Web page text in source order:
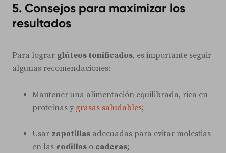
5. Consejos para maximizar los
resultados
Para lograr glúteos tonificados, es importante seguir
algunas recomendaciones:
Mantener una alimentación equilibrada, rica en
proteínas y grasas saludables;
Usar zapatillas adecuadas para evitar molestias
en las rodillas o caderas;